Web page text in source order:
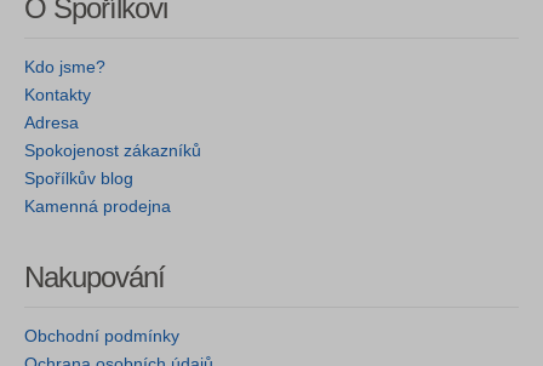
O Spořílkovi
Kdo jsme?
Kontakty
Adresa
Spokojenost zákazníků
Spořílkův blog
Kamenná prodejna
Nakupování
Obchodní podmínky